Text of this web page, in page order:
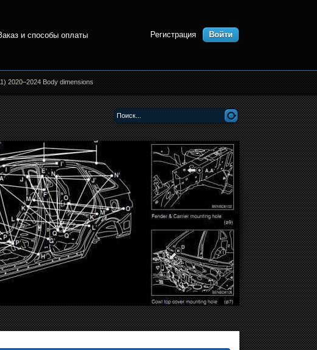
и способы оплаты Регистрация Войти
2020–2024 Body dimensions